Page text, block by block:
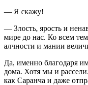
— Я скажу!
— Злость, ярость и
мире до нас. Ко всем
алчности и мании
Да, именно благодаря
дома. Хотя мы и
как Саранча и даже